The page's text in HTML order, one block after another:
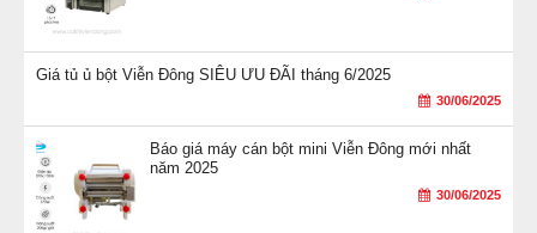
Giá tủ ủ bột Viễn Đông SIÊU ƯU ĐÃI tháng 6/2025
30/06/2025
Báo giá máy cán bột mini Viễn Đông mới nhất
năm 2025
30/06/2025